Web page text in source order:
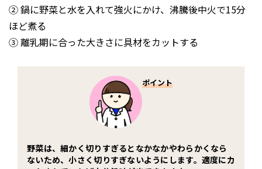
② 鍋に野菜と水を入れて強火にかけ、沸騰後中火で15分
ほど煮る
③ 離乳期に合った大きさに具材をカットする
ポイント
野菜は、細かく切りすぎるとなかなかやわらかくなら
ないため、小さく切りすぎないようにします。適度にカ